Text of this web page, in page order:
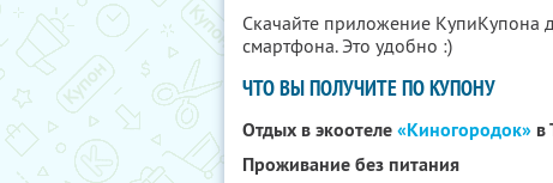
Скачайте приложение КупиКупона
смартфона. Это удобно :)
ЧТО ВЫ ПОЛУЧИТЕ ПО КУПОНУ
Отдых в экоотеле«Киногородок» в
Проживание без питания